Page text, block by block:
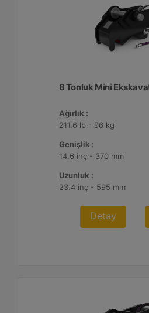
8 Tonluk Mini
Ağırlık :
211.6 lb - 96 kg
Genişlik :
14.6 inç - 370 mm
Uzunluk :
23.4 inç - 595 mm
Detay